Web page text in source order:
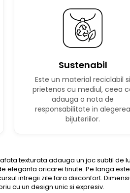
Sustenabil
Este un material reciclabil si
prietenos cu mediul, ceea
adauga o nota de
responsabilitate in alegerea
bijuteriilor.
texturata adauga un joc subtil de
eleganta oricarei tinute. Pe langa
intregii zile fara disconfort.
cu un design unic si expresiv.